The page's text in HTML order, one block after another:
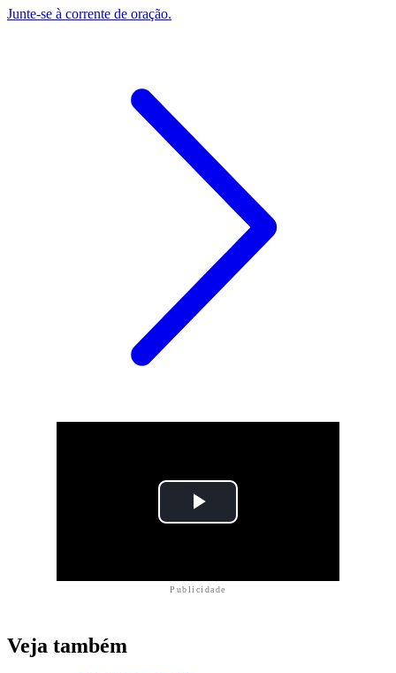
Junte-se à corrente de oração.
Publicidade
Veja também